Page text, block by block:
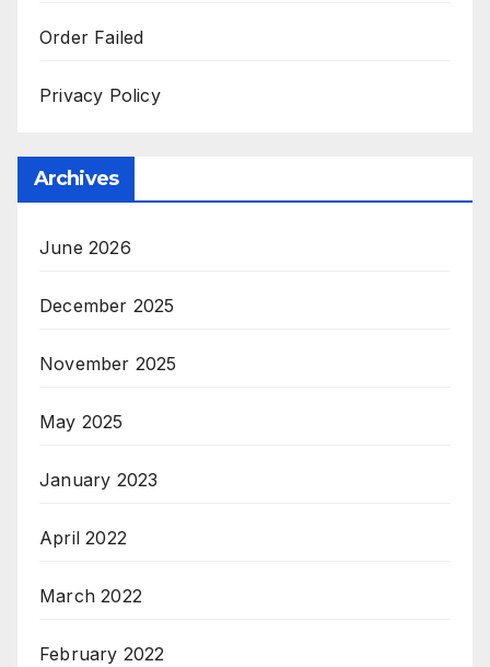
Order Failed
Privacy Policy
Archives
June 2026
December 2025
November 2025
May 2025
January 2023
April 2022
March 2022
February 2022